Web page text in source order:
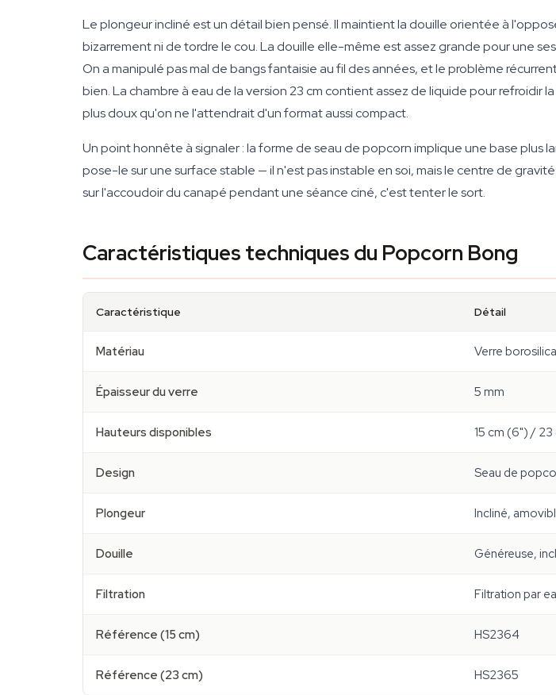
Le plongeur incliné est un détail bien pensé. Il maintient la douille orientée à
bizarrement ni de tordre le cou. La douille elle-même est assez grande pour une
On a manipulé pas mal de bangs fantaisie au fil des années, et le problème
bien. La chambre à eau de la version 23 cm contient assez de liquide pour refroidir
plus doux qu'on ne l'attendrait d'un format aussi compact.
Un point honnête à signaler : la forme de seau de popcorn implique une base plus
pose-le sur une surface stable — il n'est pas instable en soi, mais le centre de
sur l'accoudoir du canapé pendant une séance ciné, c'est tenter le sort.
Caractéristiques techniques du Popcorn Bong
Caractéristique Détail
Matériau Verre
Épaisseur du verre 5 mm
Hauteurs disponibles 15 cm (6") /
Design Seau de
Plongeur Incliné,
Douille Généreuse,
Filtration Filtration par
Référence (15 cm) HS2364
Référence (23 cm) HS2365